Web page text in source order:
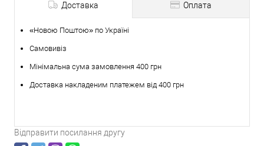
Доставка Оплата
«Новою Поштою» по Україні
Самовивіз
Мінімальна сума замовлення 400 грн
Доставка накладеним платежем від 400 грн
Відправити посилання другу